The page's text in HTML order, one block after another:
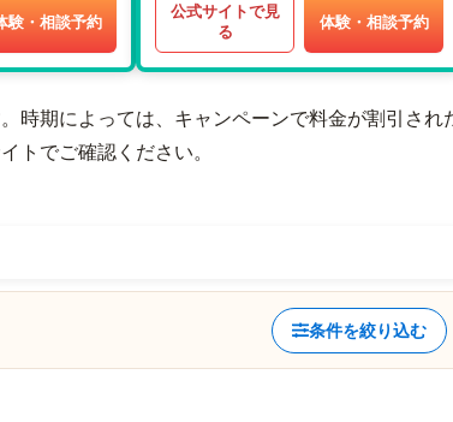
験・相談予約
公式サイトで見
る
体験・相談予約
時期によっては、キャンペーンで料金が割引され
トでご確認ください。
条件を絞り込む